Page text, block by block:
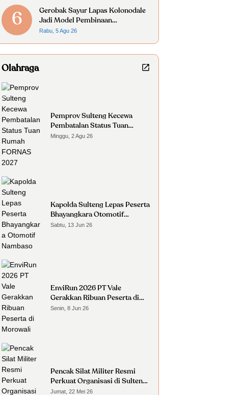
6
Gerobak Sayur Lapas Kolonodale
Jadi Model Pembinaan
Kemandirian Warga Binaan
Rabu, 5 Agu 26
Olahraga
Pemprov Sulteng Kecewa
Pembatalan Status Tuan
Rumah FORNAS 2027
Minggu, 2 Agu 26
Kapolda Sulteng Lepas Peserta
Bhayangkara Otomotif
Nambaso
Sabtu, 13 Jun 26
EnviRun 2026 PT Vale
Gerakkan Ribuan Peserta di
Morowali
Senin, 8 Jun 26
Pencak Silat Militer Resmi
Perkuat Organisasi di Sulteng
dan Sulbar
Jumat, 22 Mei 26